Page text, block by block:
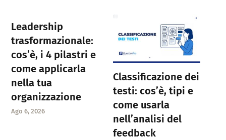
Leadership
trasformazionale:
cos’è, i 4 pilastri e
come applicarla
nella tua
organizzazione
Ago 6, 2026
Classificazione dei
testi: cos’è, tipi e
come usarla
nell’analisi del
feedback